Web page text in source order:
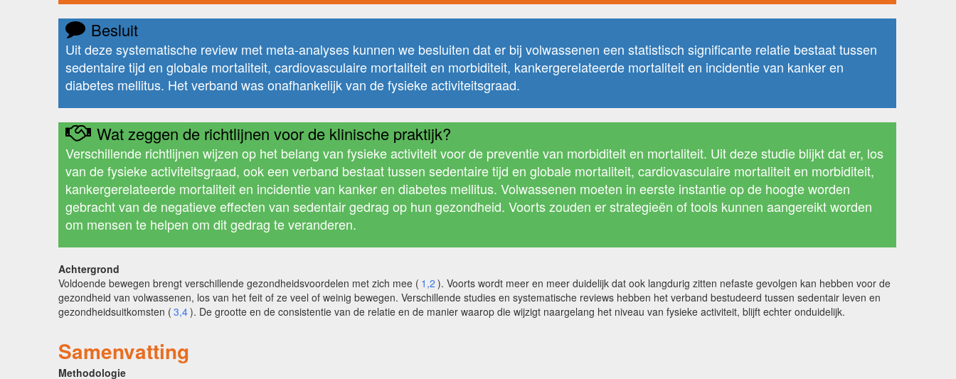
Besluit
Uit deze systematische review met meta-analyses kunnen we besluiten dat er bij volwassenen een statistisch significante relatie bestaat tussen
sedentaire tijd en globale mortaliteit, cardiovasculaire mortaliteit en morbiditeit, kankergerelateerde mortaliteit en incidentie van kanker en
diabetes mellitus. Het verband was onafhankelijk van de fysieke activiteitsgraad.
Wat zeggen de richtlijnen voor de klinische praktijk?
Verschillende richtlijnen wijzen op het belang van fysieke activiteit voor de preventie van morbiditeit en mortaliteit. Uit deze studie blijkt dat er, los
van de fysieke activiteitsgraad, ook een verband bestaat tussen sedentaire tijd en globale mortaliteit, cardiovasculaire mortaliteit en morbiditeit,
kankergerelateerde mortaliteit en incidentie van kanker en diabetes mellitus. Volwassenen moeten in eerste instantie op de hoogte worden
gebracht van de negatieve effecten van sedentair gedrag op hun gezondheid. Voorts zouden er strategieën of tools kunnen aangereikt worden
om mensen te helpen om dit gedrag te veranderen.
Achtergrond
Voldoende bewegen brengt verschillende gezondheidsvoordelen met zich mee ( 1,2 ). Voorts wordt meer en meer duidelijk dat ook langdurig zitten nefaste gevolgen kan hebben voor de
gezondheid van volwassenen, los van het feit of ze veel of weinig bewegen. Verschillende studies en systematische reviews hebben het verband bestudeerd tussen sedentair leven en
gezondheidsuitkomsten ( 3,4). De grootte en de consistentie van de relatie en de manier waarop die wijzigt naargelang het niveau van fysieke activiteit, blijft echter onduidelijk.
Samenvatting
Methodologie